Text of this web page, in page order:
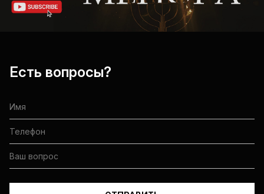
Есть вопросы?